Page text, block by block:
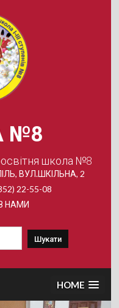
№8
школа №8
ВУЛ.ШКІЛЬНА, 2
22-55-08
НАМИ
HOME